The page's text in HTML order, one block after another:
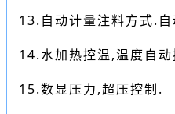
13.自动计量注料方式.
14.水加热控温,温度自动
15.数显压力,超压控制.